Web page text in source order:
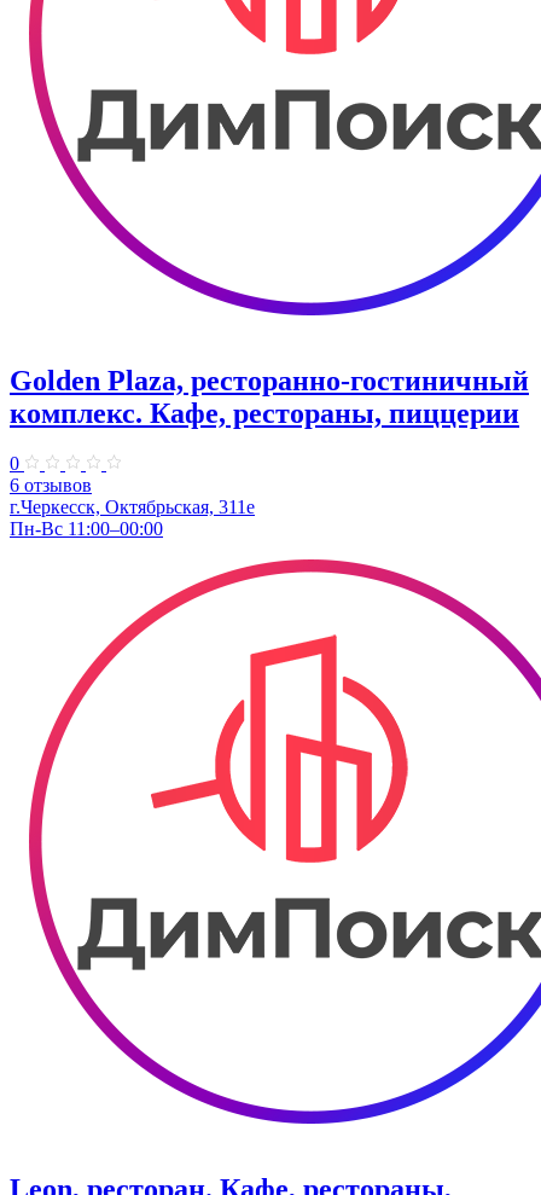
Golden Plaza, ресторанно-гостиничный
комплекс. Кафе, рестораны, пиццерии
0
6 отзывов
г.Черкесск, Октябрьская, 311е
Пн-Вс 11:00–00:00